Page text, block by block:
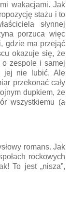
wakacjami. Jak
stażu i to
słynnej
porzuca więc
gdzie ma przejąć
okazuje się, że
zespole i samej
jej nie lubić. Ale
przekonać cały
dupkiem, że
wszystkiemu (a
romans. Jak
rockowych
To jest „nisza”,